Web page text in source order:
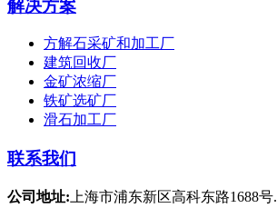
解决方案
方解石采矿和加工厂
建筑回收厂
金矿浓缩厂
铁矿选矿厂
滑石加工厂
联系我们
公司地址: 上海市浦东新区高科东路1688号.